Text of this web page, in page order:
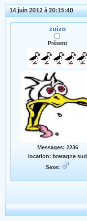
14 juin 2012 à 20:15:40
zoizo
Présent
Messages: 2236
location: bretagne sud
Sexe: